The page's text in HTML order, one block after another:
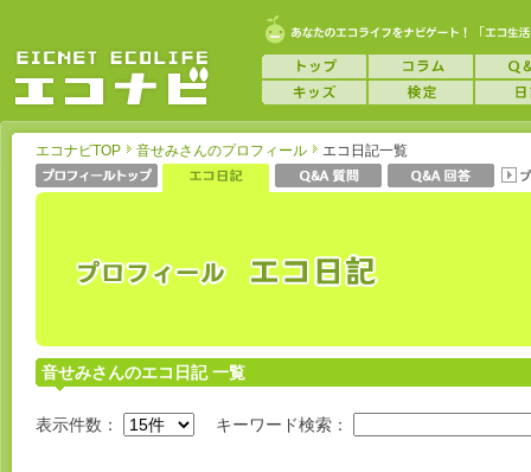
エコナビTOP 音せみさんのプロフィール エコ日記一覧
音せみさんのエコ日記 一覧
表示件数： キーワード検索：